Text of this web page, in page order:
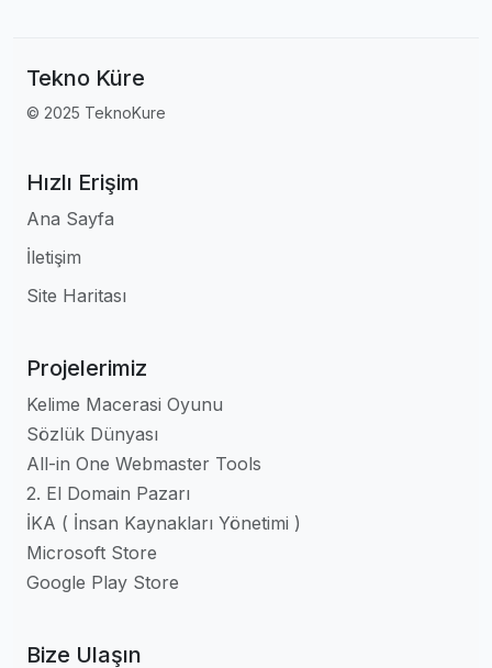
Tekno Küre
© 2025 TeknoKure
Hızlı Erişim
Ana Sayfa
İletişim
Site Haritası
Projelerimiz
Kelime Macerasi Oyunu
Sözlük Dünyası
All-in One Webmaster Tools
2. El Domain Pazarı
İKA ( İnsan Kaynakları Yönetimi )
Microsoft Store
Google Play Store
Bize Ulaşın